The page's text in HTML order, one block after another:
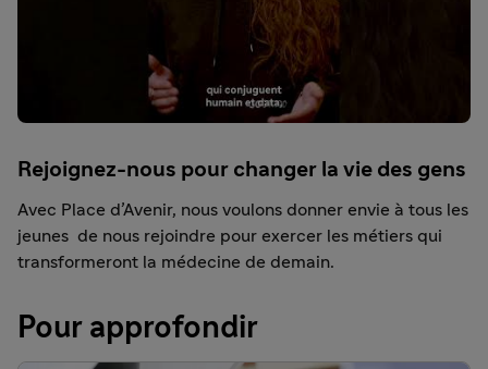
Rejoignez-nous pour changer la vie des gens
Avec Place d’Avenir, nous voulons donner envie à tous les
jeunes de nous rejoindre pour exercer les métiers qui
transformeront la médecine de demain.
Pour approfondir